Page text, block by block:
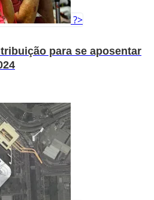
?>
para se aposentar